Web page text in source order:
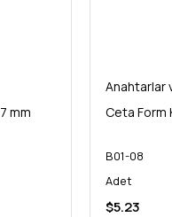
mm
Anahtarlar
Ceta Form
B01-08
Adet
$5.23